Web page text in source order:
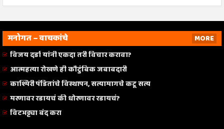
मनोगत – वाचकांचे
MORE
विजय दर्डा यांनी एकदा तरी विचार करावा?
आत्महत्या रोखणे ही कौटुंबिक जबाबदारी
काश्मिरी पंडितांचे विस्थापन, सत्यामागचे कटू सत्य
मरणावर रडायचं की धोरणावर रडायचं?
विटभट्ट्या बंद करा